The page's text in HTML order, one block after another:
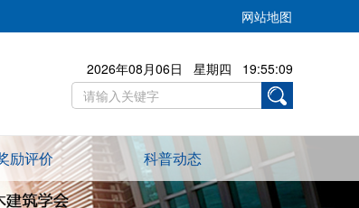
网站地图
2026年08月06日 星期四 19:55:10
励评价 科普动态